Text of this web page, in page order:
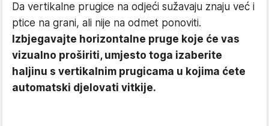
Da vertikalne prugice na odjeći sužavaju znaju već i
ptice na grani, ali nije na odmet ponoviti.
Izbjegavajte horizontalne pruge koje će vas
vizualno proširiti, umjesto toga izaberite
haljinu s vertikalnim prugicama u kojima ćete
automatski djelovati vitkije.